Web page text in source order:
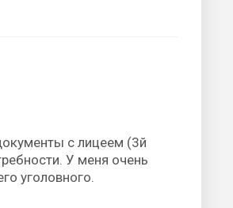
с лицеем (3й
У меня очень
уголовного.